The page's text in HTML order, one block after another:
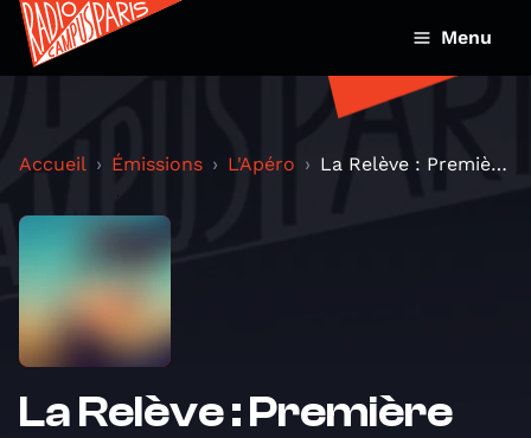
Menu
Accueil Émissions L'Apéro La Relève : Première photographie
La Relève : Première